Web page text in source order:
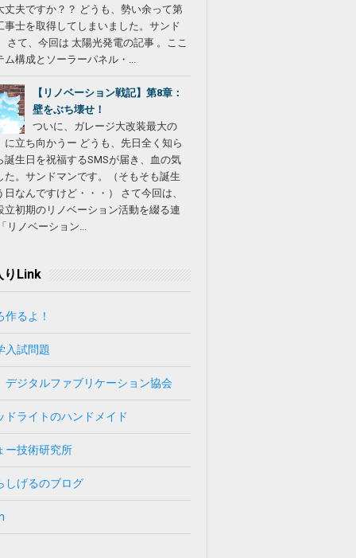
丈夫ですか？？ どうも、勢い余って第
事士を取得してしまいました。サンド
さて、今回は 太陽光発電の記事 。ここ
ム構成とソーラーパネル・...
【リノベーション戦記】第8章：
壁をぶち壊せ！
ついに、ガレージ大改装最大の
に立ち向かうー どうも、先日全く知ら
誕生日を祝福するSMSが届き、血の気
た。サンドマンです。（そもそも誕生
日なんですけど・・・） さて今回は、
立初期のリノベーション活動を綴る連
リノベーション...
りLink
作るよ！
入試問題
デジタルファブリケーション協会
ドライトのハンドメイド
ー技術研究所
しげるのブログ